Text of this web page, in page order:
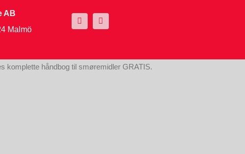
AB
Malmö
komplette håndbog til smøremidler GRATIS.